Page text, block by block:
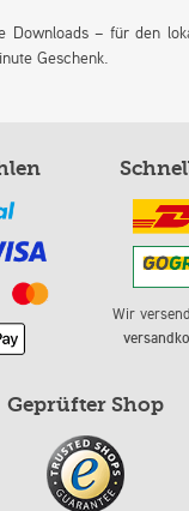
Downloads – für den
Geschenk.
Wir
Geprüfter Shop